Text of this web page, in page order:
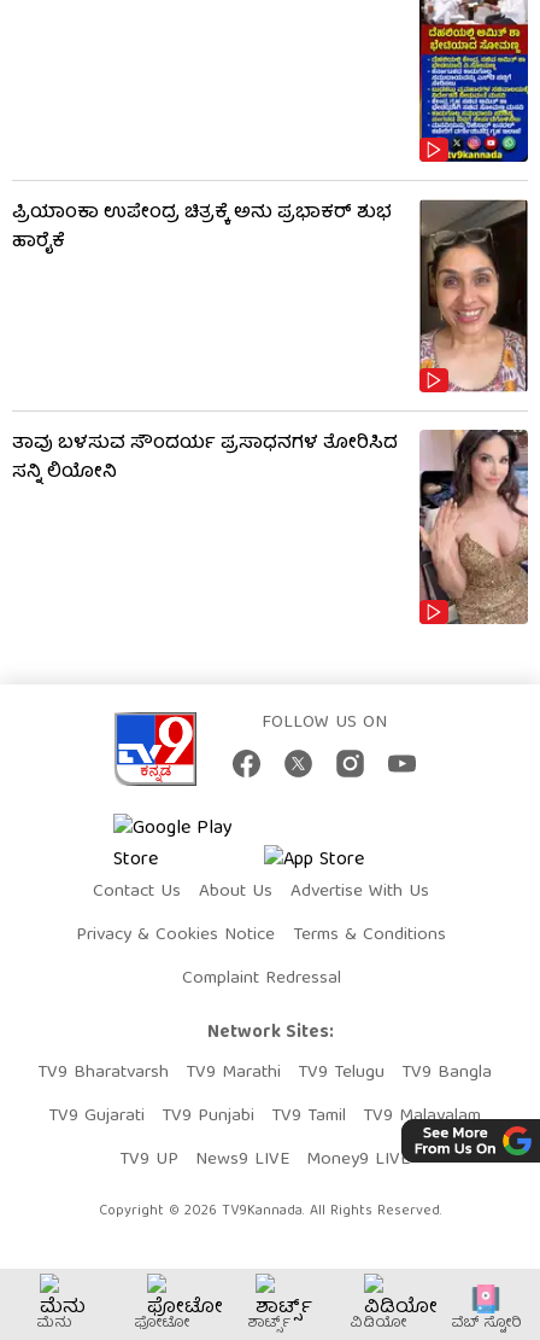
ಪ್ರಿಯಾಂಕಾ ಉಪೇಂದ್ರ ಚಿತ್ರಕ್ಕೆ ಅನು ಪ್ರಭಾಕರ್ ಶುಭ
ಹಾರೈಕೆ
ತಾವು ಬಳಸುವ ಸೌಂದರ್ಯ ಪ್ರಸಾಧನಗಳ ತೋರಿಸಿದ
ಸನ್ನಿ ಲಿಯೋನಿ
FOLLOW US ON
Contact Us About Us
Advertise With Us
Privacy & Cookies Notice
Terms & Conditions
Complaint Redressal
Network Sites:
TV9 Bharatvarsh
TV9 Marathi TV9 Telugu
TV9 Bangla
TV9 Gujarati
TV9 Punjabi TV9 Tamil
TV9 Malayalam
TV9 UP
News9 LIVE Money9 LIVE
Copyright © 2026 TV9Kannada. All Rights Reserved.
ಮೆನು ಫೋಟೋ ಶಾರ್ಟ್ಸ್ ವಿಡಿಯೋ ವೆಬ್​ ಸ್ಟೋರಿ